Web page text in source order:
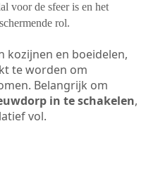
voor de sfeer is en het
rol.
kozijnen en boeidelen,
te worden om
Belangrijk om
in te schakelen,
vol.